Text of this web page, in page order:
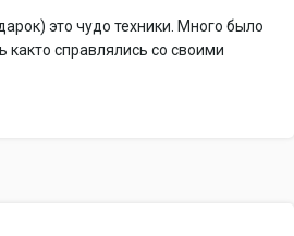
это чудо техники. Много было
както справлялись со своими